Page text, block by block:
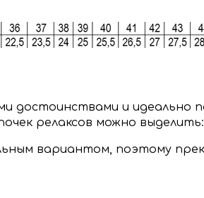
достоинствами и идеально
релаксов можно выделить:
вариантом, поэтому